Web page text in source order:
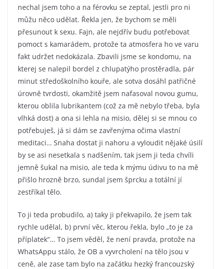
nechal jsem toho a na férovku se zeptal, jestli pro ni
můžu něco udělat. Řekla jen, že bychom se měli
přesunout k sexu. Fajn, ale nejdřív budu potřebovat
pomoct s kamarádem, protože ta atmosfera ho ve varu
fakt udržet nedokázala. Zbavili jsme se kondomu, na
kterej se nalepil bordel z chlupatýho prostěradla, pár
minut středoškolního kouře, ale sotva dosáhl patřičné
úrovně tvrdosti, okamžitě jsem nafasoval novou gumu,
kterou oblila lubrikantem (což za mě nebylo třeba, byla
vlhká dost) a ona si lehla na misio, dělej si se mnou co
potřebuješ, já si dám se zavřenýma očima vlastní
meditaci… Snaha dostat ji nahoru a vyloudit nějaké úsilí
by se asi nesetkala s nadšením, tak jsem ji teda chvíli
jemně šukal na misio, ale teda k mýmu údivu to na mě
přišlo hrozně brzo, sundal jsem šprcku a totální jí
zestříkal tělo.
To ji teda probudilo, a) taky ji překvapilo, že jsem tak
rychle udělal, b) první věc, kterou řekla, bylo „to je za
příplatek“… To jsem věděl, že není pravda, protože na
WhatsAppu stálo, že OB a vyvrcholení na tělo jsou v
ceně, ale zase tam bylo na začátku hezký francouzský